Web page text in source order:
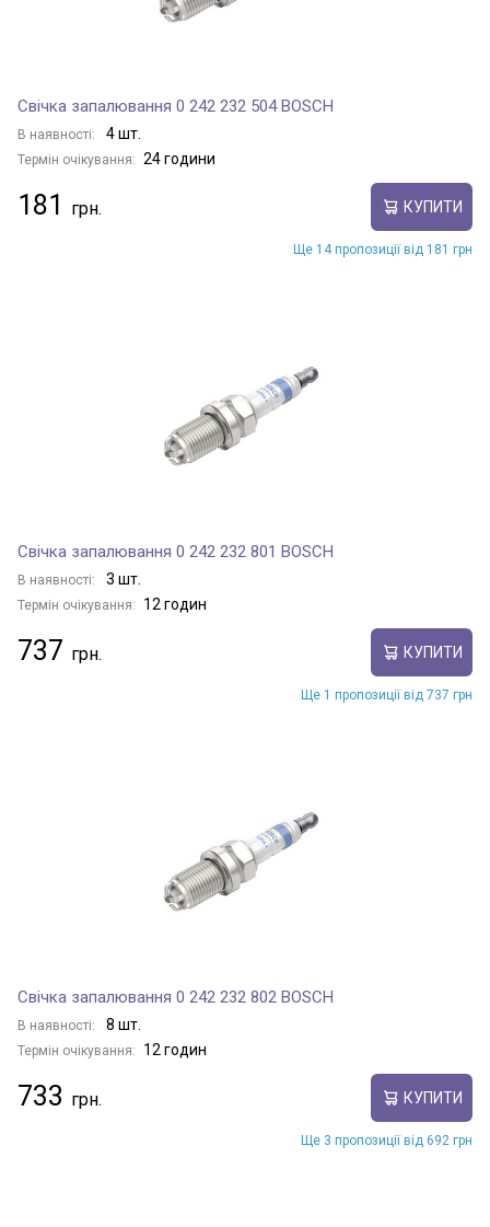
Свічка запалювання 0 242 232 504 BOSCH
В наявності: 4 шт.
Термін очікування: 24 години
181 КУПИТИ
Ще 14 пропозиції від 181 грн
Свічка запалювання 0 242 232 801 BOSCH
В наявності: 3 шт.
Термін очікування: 12 годин
737 КУПИТИ
Ще 1 пропозиції від 737 грн
Свічка запалювання 0 242 232 802 BOSCH
В наявності: 8 шт.
Термін очікування: 12 годин
733 КУПИТИ
Ще 3 пропозиції від 692 грн